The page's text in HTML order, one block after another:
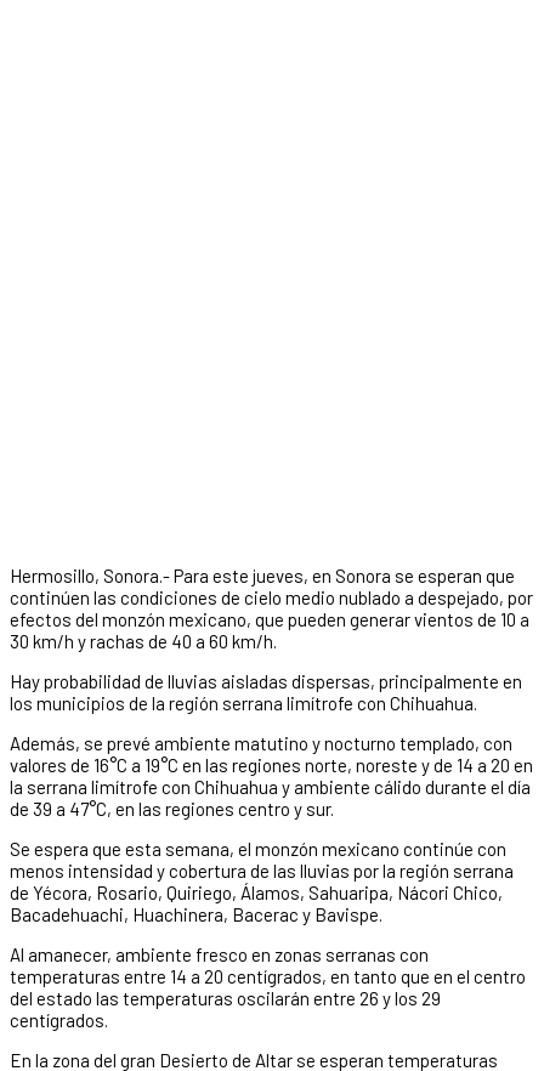
Hermosillo, Sonora.- Para este jueves, en Sonora se esperan que
continúen las condiciones de cielo medio nublado a despejado, por
efectos del monzón mexicano, que pueden generar vientos de 10 a
30 km/h y rachas de 40 a 60 km/h.
Hay probabilidad de lluvias aisladas dispersas, principalmente en
los municipios de la región serrana limítrofe con Chihuahua.
Además, se prevé ambiente matutino y nocturno templado, con
valores de 16°C a 19°C en las regiones norte, noreste y de 14 a 20 en
la serrana limítrofe con Chihuahua y ambiente cálido durante el día
de 39 a 47°C, en las regiones centro y sur.
Se espera que esta semana, el monzón mexicano continúe con
menos intensidad y cobertura de las lluvias por la región serrana
de Yécora, Rosario, Quiriego, Álamos, Sahuaripa, Nácori Chico,
Bacadehuachi, Huachinera, Bacerac y Bavispe.
Al amanecer, ambiente fresco en zonas serranas con
temperaturas entre 14 a 20 centígrados, en tanto que en el centro
del estado las temperaturas oscilarán entre 26 y los 29
centígrados.
En la zona del gran Desierto de Altar se esperan temperaturas